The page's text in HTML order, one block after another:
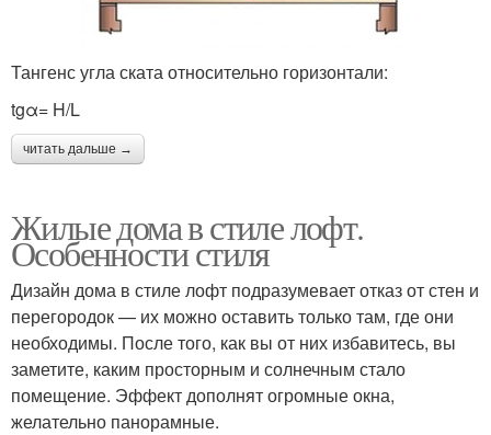
Тангенс угла ската относительно горизонтали:
tgα= H/L
читать дальше →
Жилые дома в стиле лофт.
Особенности стиля
Дизайн дома в стиле лофт подразумевает отказ от стен и
перегородок — их можно оставить только там, где они
необходимы. После того, как вы от них избавитесь, вы
заметите, каким просторным и солнечным стало
помещение. Эффект дополнят огромные окна,
желательно панорамные.